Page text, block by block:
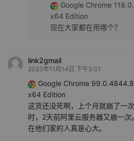
Google Chrome
x64 Edition
现在大家都在用哪个？
link2gmail
2023年11月14日 下午3:01
Google Chrome
x64 Edition
这货还没死啊，上个月就崩了一
时，2天前阿里云服务器又崩一
在他们家的人真是心大。